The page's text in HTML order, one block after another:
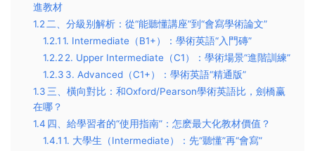
進教材​
1.2 ​二、分級别解析：從“能聽懂講座”到“會寫學術論文”​​
1.2.1​1. Intermediate（B1+）：學術英語“入門磚”​​
1.2.2 ​2. Upper Intermediate（C1）：學術場景“進階訓練”​​
1.2.3 ​3. Advanced（C1+）：學術英語“精通版”​​
1.3 ​三、橫向對比：和Oxford/Pearson學術英語比，劍橋赢
在哪？​​
1.4 ​四、給學習者的“使用指南”：怎麽最大化教材價值？​​
1.4.1​1. 大學生（Intermediate）：先“聽懂”再“會寫”​​